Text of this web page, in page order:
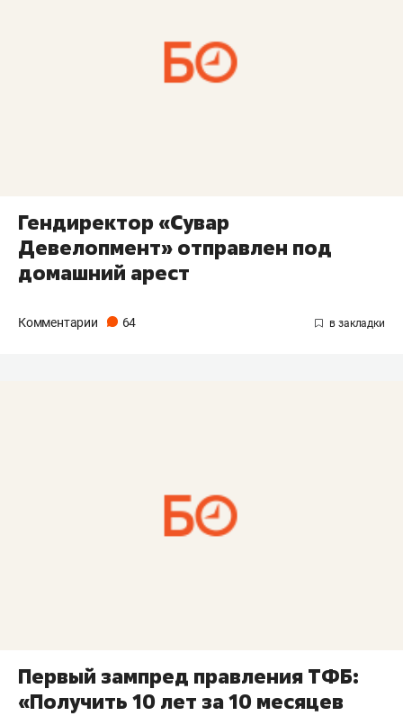
​Гендиректор «Сувар
Девелопмент» отправлен под
домашний арест
Комментарии 64
Первый зампред правления ТФБ:
«Получить 10 лет за 10 месяцев